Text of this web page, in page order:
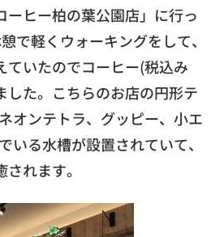
ーヒー柏の葉公園店」に行っ
で軽くウォーキングをして、
ていたのでコーヒー(税込み
した。こちらのお店の円形テ
オンテトラ、グッピー、小エ
いる水槽が設置されていて、
れます。